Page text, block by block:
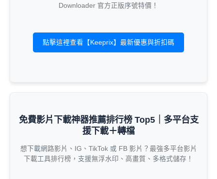
Downloader 官方正版序號特價！
點擊這裡查看【Keeprix】最新優惠與折扣碼
免費影片下載神器推薦排行榜 Top5｜多平台支
援下載＋轉檔
想下載網路影片、IG、TikTok 或 FB 影片？最強多平台影片
下載工具排行榜，支援無浮水印、高畫質、多格式儲存！